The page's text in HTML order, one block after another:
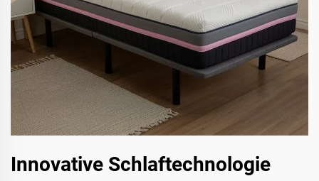
Innovative Schlaftechnologie